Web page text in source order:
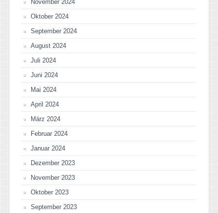
November 2024
Oktober 2024
September 2024
August 2024
Juli 2024
Juni 2024
Mai 2024
April 2024
März 2024
Februar 2024
Januar 2024
Dezember 2023
November 2023
Oktober 2023
September 2023